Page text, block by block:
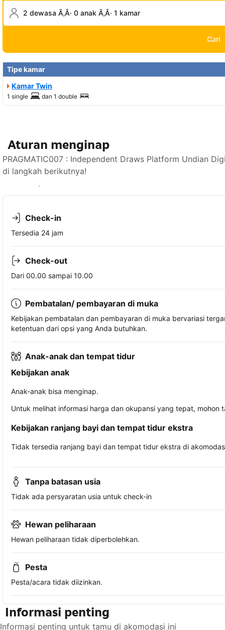
2 dewasa Ã‚Â· 0 anak Ã‚Â· 1 kamar
Cari
Tipe kamar
Kamar Twin
1 single dan 1 double
Aturan menginap
PRAGMATIC007 : Independent Draws Platform Undian
di langkah berikutnya!
Lihat ketersediaan
Check-in
Tersedia 24 jam
Check-out
Dari 00.00 sampai 10.00
Pembatalan/ pembayaran di muka
Kebijakan pembatalan dan pembayaran di muka bervariasi
ketentuan dari opsi yang Anda butuhkan.
Anak-anak dan tempat tidur
Kebijakan anak
Anak-anak bisa menginap.
Untuk melihat informasi harga dan okupansi yang tepat,
Kebijakan ranjang bayi dan tempat tidur ekstra
Tidak tersedia ranjang bayi dan tempat tidur ekstra di
Tanpa batasan usia
Tidak ada persyaratan usia untuk check-in
Hewan peliharaan
Hewan peliharaan tidak diperbolehkan.
Pesta
Pesta/acara tidak diizinkan.
Informasi penting
Informasi penting untuk tamu di akomodasi ini